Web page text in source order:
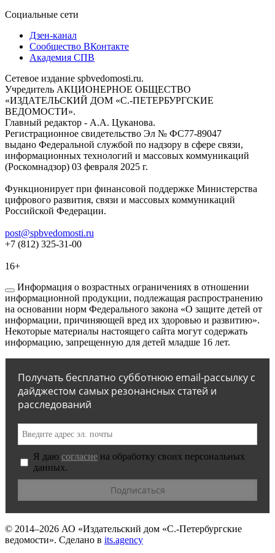
Социальные сети
Дзен-канал
Сообщество ВКонтакте
Академия СПВ
Сетевое издание spbvedomosti.ru.
Учредитель АКЦИОНЕРНОЕ ОБЩЕСТВО
«ИЗДАТЕЛЬСКИЙ ДОМ «С.-ПЕТЕРБУРГСКИЕ
ВЕДОМОСТИ».
Главный редактор - А.А. Цуканова.
Регистрационное свидетельство Эл № ФС77-89047
выдано Федеральной службой по надзору в сфере связи,
информационных технологий и массовых коммуникаций
(Роскомнадзор) 03 февраля 2025 г.
Функционирует при финансовой поддержке Министерства
цифрового развития, связи и массовых коммуникаций
Российской Федерации.
post@spbvedomosti.ru
+7 (812) 325-31-00
16+
Информация о возрастных ограничениях в отношении
информационной продукции, подлежащая распространению
на основании норм Федерального закона «О защите детей от
информации, причиняющей вред их здоровью и развитию».
Некоторые материалы настоящего сайта могут содержать
информацию, запрещенную для детей младше 16 лет.
Получать бесплатно субботнюю email-рассылку с
дайджестом самых резонансных статей и
расследований
Я даю согласие на обработку своих персональных
данных.
© 2014–2026 АО «Издательский дом «С.-Петербургские
ведомости». Сделано в its.agency